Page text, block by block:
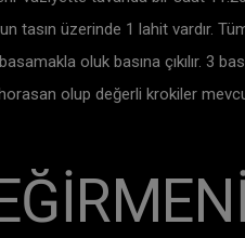
üzerinde 1 lahit vardır.
oluk basına çıkılır. 3
olup değerli krokiler